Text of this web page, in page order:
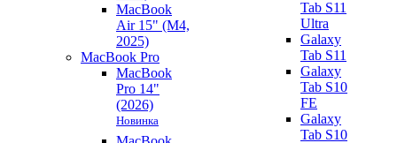
MacBook
Air 15" (M4,
2025)
MacBook Pro
MacBook
Pro 14"
(2026)
Новинка
Tab S11
Ultra
Galaxy
Tab S11
Galaxy
Tab S10
FE
Galaxy
Tab S10